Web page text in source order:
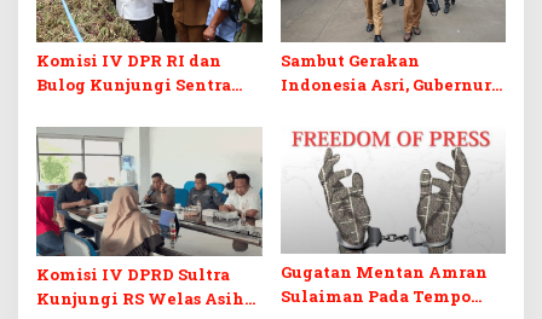
Komisi IV DPR RI dan
Bulog Kunjungi Sentra
Dorong Peluang Ekspor
Sambut Gerakan
Indonesia Asri, Gubernur
Penertiban Baliho dan
Kabel Semrawut
Komisi IV DPRD Sultra
Kunjungi RS Welas Asih
Gugatan Mentan Amran
Sulaiman Pada Tempo